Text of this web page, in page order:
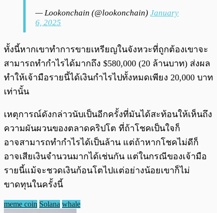
— Lookonchain (@lookonchain) January
6, 2025
ทั้งนี้หากเขาทำการขายเหรียญในจังหวะที่ถูกต้องเขาจะ
สามารถทำกำไรได้มากถึง $580,000 (20 ล้านบาท) ส่งผล
ทำให้เจ้ามือรายนี้ได้เงินกำไรไปทั้งหมดเพียง 20,000 บาท
เท่านั้น
เหตุการณ์ดังกล่าวนับเป็นอีกครั้งที่มันได้สะท้อนให้เห็นถึง
ความผันผวนของตลาดคริปโต ที่ถ้าโชคเป็นใจก็
อาจสามารถทำกำไรได้เป็นล้าน แต่ถ้าหากโชคไม่ดีก็
อาจเสียเงินจำนวนมากได้เช่นกัน แต่ในกรณีของเจ้ามือ
รายนี้แม้จะชวดเงินก้อนโตไปแต่อย่างน้อยเขาก็ไม่
ขาดทุนในครั้งนี้
meme coin Solana whale